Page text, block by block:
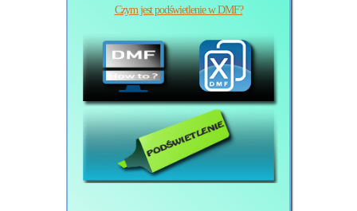
Czym jest podświetlenie w DMF?